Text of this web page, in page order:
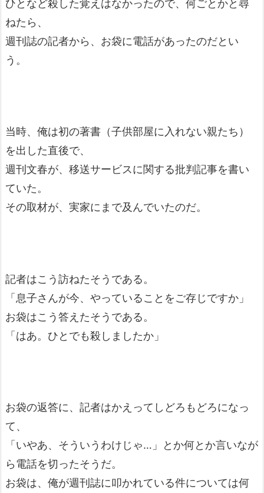
ひとなど殺した覚えはなかったので、何ごとかと尋
ねたら、
週刊誌の記者から、お袋に電話があったのだとい
う。
当時、俺は初の著書（子供部屋に入れない親たち）
を出した直後で、
週刊文春が、移送サービスに関する批判記事を書い
ていた。
その取材が、実家にまで及んでいたのだ。
記者はこう訪ねたそうである。
「息子さんが今、やっていることをご存じですか」
お袋はこう答えたそうである。
「はあ。ひとでも殺しましたか」
お袋の返答に、記者はかえってしどろもどろになっ
て、
「いやあ、そういうわけじゃ…」とか何とか言いなが
ら電話を切ったそうだ。
お袋は、俺が週刊誌に叩かれている件については何